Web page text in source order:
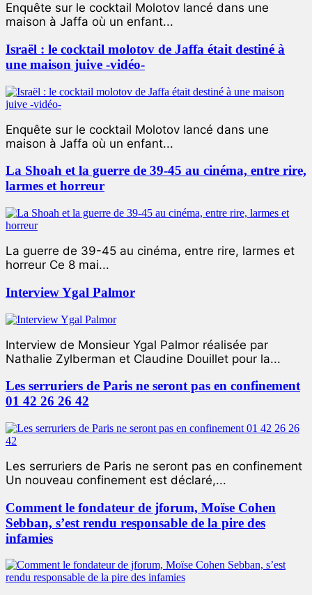
Enquête sur le cocktail Molotov lancé dans une
maison à Jaffa où un enfant...
Israël : le cocktail molotov de Jaffa était destiné à
une maison juive -vidéo-
Enquête sur le cocktail Molotov lancé dans une
maison à Jaffa où un enfant...
La Shoah et la guerre de 39-45 au cinéma, entre rire,
larmes et horreur
La guerre de 39-45 au cinéma, entre rire, larmes et
horreur Ce 8 mai...
Interview Ygal Palmor
Interview de Monsieur Ygal Palmor réalisée par
Nathalie Zylberman et Claudine Douillet pour la...
Les serruriers de Paris ne seront pas en confinement
01 42 26 26 42
Les serruriers de Paris ne seront pas en confinement
Un nouveau confinement est déclaré,...
Comment le fondateur de jforum, Moïse Cohen
Sebban, s’est rendu responsable de la pire des
infamies